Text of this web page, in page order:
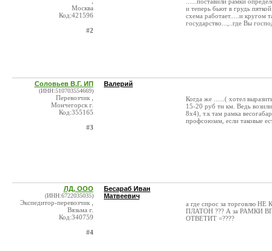
Москва
Код:421596
#2
и теперь бьют в грудь
схема работает.....и кругом
государство...,..где Вы
Соловьев В.Г. ИП
(ИНН:510703554669)
Перевозчик ,
Мончегорск г.
Код:355165
#3
Валерий
Когда же ......( хотел
15-20 руб тн км. Ведь
8х4), т.к там рамка
профсоюзам, если таковые
ЛД, ООО
(ИНН:6722035035)
Экспедитор-перевозчик ,
Вязьма г.
Код:340759
#4
Бесараб Иван
Матвеевич
а где спрос за торговлю
ПЛАТОН ??? А за РАМКИ
ОТВЕТИТ =????